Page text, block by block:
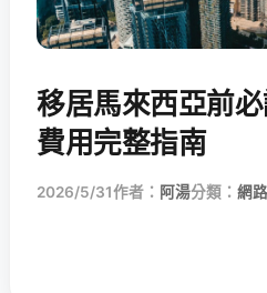
移居馬來西亞前
費用完整指南
2026/5/31作者： 阿湯分類： 網